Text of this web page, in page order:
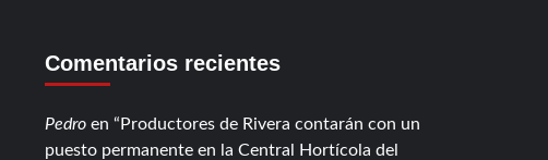
Comentarios recientes
Pedroen
Productores de Rivera contarán con un
puesto permanente en la Central Hortícola del